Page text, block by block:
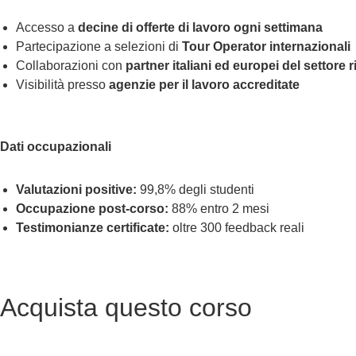
Accesso a decine di offerte di lavoro ogni settimana
Partecipazione a selezioni di Tour Operator internazionali
Collaborazioni con partner italiani ed europei del settore
Visibilità presso agenzie per il lavoro accreditate
Dati occupazionali
Valutazioni positive: 99,8% degli studenti
Occupazione post-corso: 88% entro 2 mesi
Testimonianze certificate: oltre 300 feedback reali
Acquista questo corso